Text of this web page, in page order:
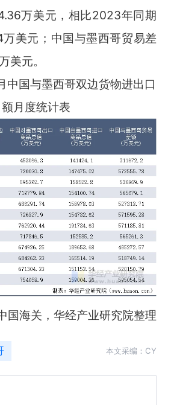
万美元，相比2023年同期
美元；中国与墨西哥贸易差
美元。
国与墨西哥双边货物进出口
额月度统计表
国海关，华经产业研究院整理
本文采编：CY